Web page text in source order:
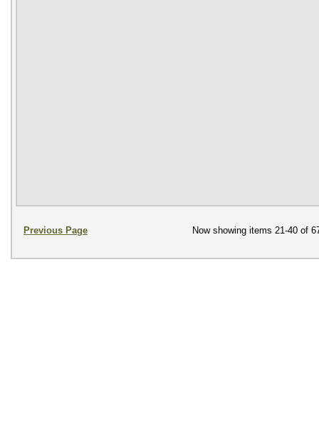
Previous Page Now showing items 21-40 of